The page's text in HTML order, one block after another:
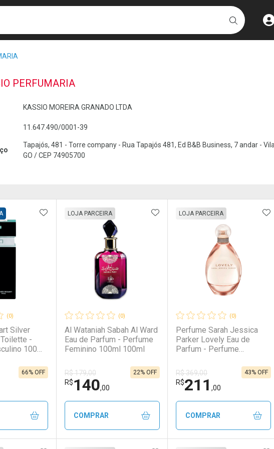
BUSCAR
PERFUMARIA
KASSIO MOREIRA GRANADO LTDA
11.647.490/0001-39
Tapajós, 481 - Torre company - Rua Tapajós 481, Ed B&B Business, 7 andar -
GO / CEP 74905700
(0)
Silver
-
100ml
66% OFF
ADICIONAR AOS FAVORITOS
(0)
Al Wataniah Sabah Al Ward
Eau de Parfum - Perfume
Feminino 100ml 100ml
LOJA PARCEIRA
R$ 179,00
R$140,00
22% OFF
ADICIONAR AOS FAVORITOS
COMPRAR
(0)
Perfume Sarah Jessica
Parker Lovely Eau de
Parfum - Perfume
LOJA PARCEIRA
R$ 369,00
R$211,00
43% OFF
COMPRAR